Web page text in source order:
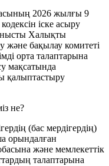
2026 жылғы 9
іске асыру
Халықты
және бақылау комитеті
орта талаптарына
мақсатында
қалыптастыру
не?
(бас мердігердің)
орындалған
және мемлекеттік
талаптарына